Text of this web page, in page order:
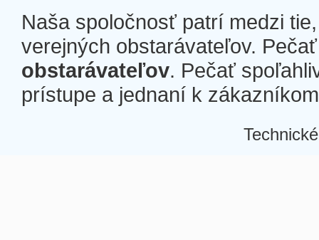
Naša spoločnosť patrí medzi
verejných obstarávateľov.
obstarávateľov. Pečať
prístupe a jednaní k